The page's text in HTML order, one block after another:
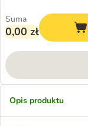
Suma
0,00 zł
Opis produktu